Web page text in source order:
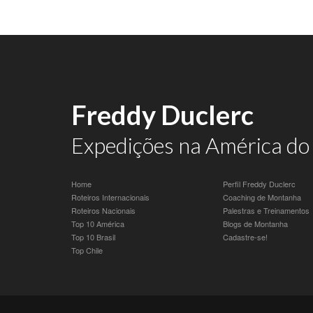
Freddy Duclerc
Expedições na América
Home
Roteiros Internacionais
Roteiros Nacionais
Top 10 América
Top 10 Brasil
Top Chile
Perfil Freddy Duclerc
Coaching de Montanha
Palestras e Treinamentos
Blogs de Montanha
Cadastre-se!